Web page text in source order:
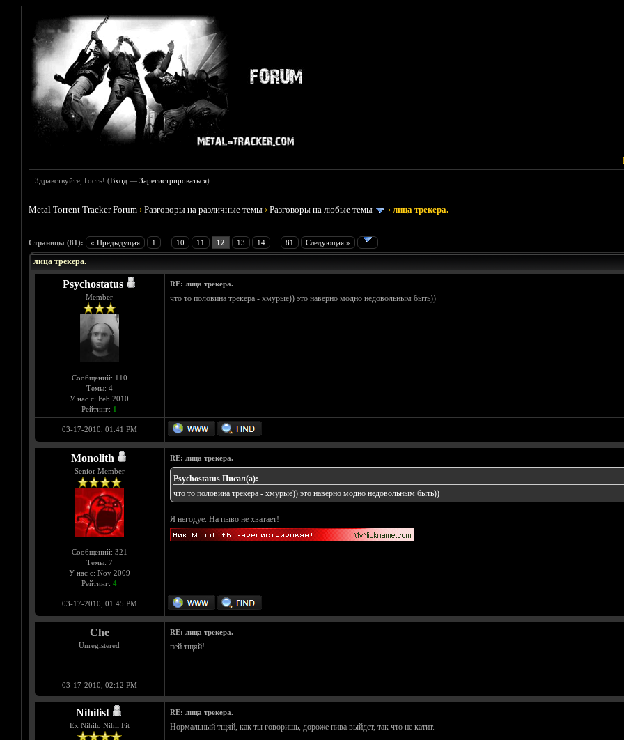
Здравствуйте, Гость! (Вход —Зарегистрироваться)
Metal Torrent Tracker Forum ›Разговоры на различные темы ›Разговоры на любые темы ›лица трекера.
Страницы (81): « Предыдущая 1 10 11 12 13 14 81 Следующая »
Голосов: 9 - Средняя оценка: 4.78
1
2
3
4
5
лица трекера.
Psychostatus
Member
Сообщений: 110
Темы: 4
У нас с: Feb 2010
Рейтинг: 1
RE: лица трекера.
что то половина трекера - хмурые)) это наверно модно недовольным быть))
03-17-2010, 01:41 PM
Monolith
Senior Member
Сообщений: 321
Темы: 7
У нас с: Nov 2009
Рейтинг: 4
RE: лица трекера.
Psychostatus Писал(а):
что то половина трекера - хмурые)) это наверно модно недовольным быть))
Я негодуе. На пыво не хватает!
03-17-2010, 01:45 PM
Che
Unregistered
RE: лица трекера.
пей тщяй!
03-17-2010, 02:12 PM
Nihilist
Ex Nihilo Nihil Fit
RE: лица трекера.
Нормальный тщяй, как ты говоришь, дороже пива выйдет, так что не катит.